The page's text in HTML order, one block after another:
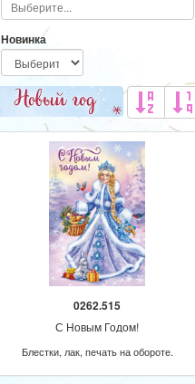
Новинка
0262.515
С Новым Годом!
Блестки, лак, печать на обороте.